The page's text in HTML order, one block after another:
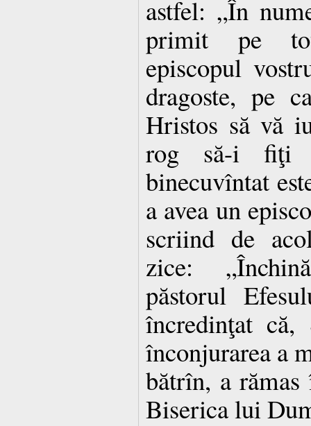
astfel: „În
primit pe
episcopul
dragoste, pe
Hristos să vă
rog să-i fiţi
binecuvîntat
a avea un
scriind de
zice:
păstorul
încredinţat
înconjurarea a
bătrîn, a
Biserica lui